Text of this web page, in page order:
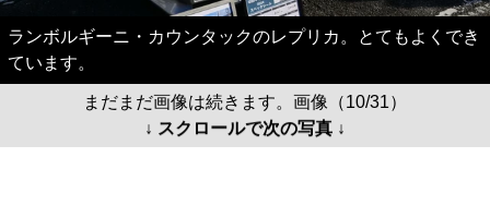
ランボルギーニ・カウンタックのレプリカ。とてもよくでき
ています。
まだまだ画像は続きます。画像（10/31）
↓ スクロールで次の写真 ↓